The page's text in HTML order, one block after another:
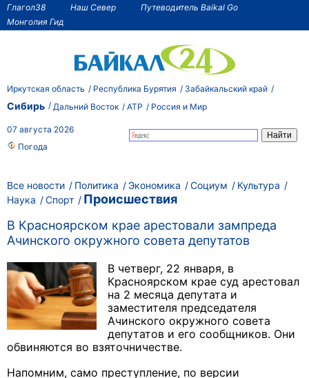
Глагол38 Наш Север
Путеводитель Baikal Go
Монголия Гид
Иркутская область Республика Бурятия Забайкальский край
Сибирь Дальний Восток АТР Россия и Мир
07 августа 2026
Погода
Все новости Политика Экономика Социум
Культура
Наука
Спорт
Происшествия
В Красноярском крае арестовали зампреда
Ачинского окружного совета депутатов
В четверг, 22 января, в
Красноярском крае суд арестовал
на 2 месяца депутата и
заместителя председателя
Ачинского окружного совета
депутатов и его сообщников. Они
обвиняются во взяточничестве.
Напомним, само преступление, по версии